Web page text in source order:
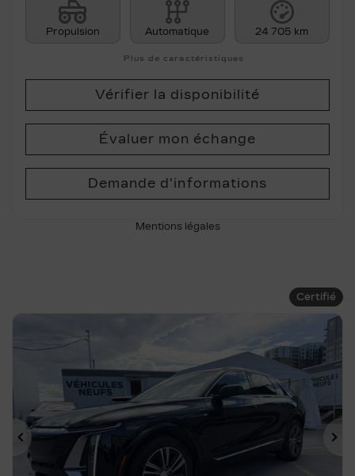
Propulsion Automatique 24 705 km
Plus de caractéristiques
Vérifier la disponibilité
Évaluer mon échange
Demande d'informations
Mentions légales
Certifié
Précédent